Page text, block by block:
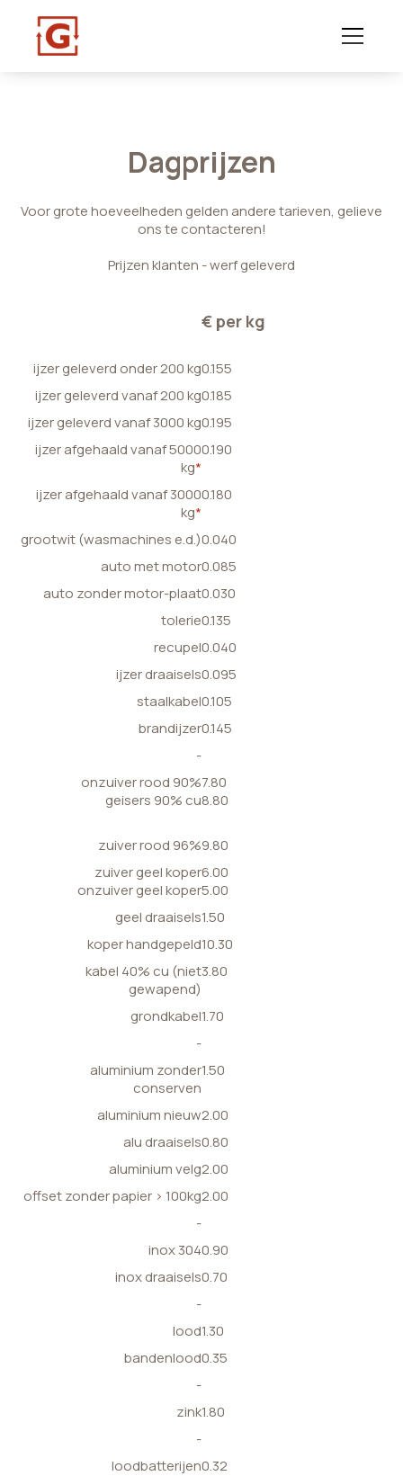
Dagprijzen
Voor grote hoeveelheden gelden andere tarieven, gelieve
ons te contacteren!
Prijzen klanten - werf geleverd
€ per kg
ijzer geleverd onder 200 kg0.155
ijzer geleverd vanaf 200 kg0.185
ijzer geleverd vanaf 3000 kg0.195
ijzer afgehaald vanaf 5000
kg*
0.190
ijzer afgehaald vanaf 3000
kg*
0.180
grootwit (wasmachines e.d.)0.040
auto met motor0.085
auto zonder motor-plaat0.030
tolerie0.135
recupel0.040
ijzer draaisels0.095
staalkabel0.105
brandijzer0.145
-
onzuiver rood 90%
geisers 90% cu
7.80
8.80
zuiver rood 96%9.80
zuiver geel koper
onzuiver geel koper
6.00
5.00
geel draaisels1.50
koper handgepeld10.30
kabel 40% cu (niet
gewapend)
3.80
grondkabel1.70
-
aluminium zonder
conserven
1.50
aluminium nieuw2.00
alu draaisels0.80
aluminium velg2.00
offset zonder papier > 100kg2.00
-
inox 3040.90
inox draaisels0.70
-
lood1.30
bandenlood0.35
-
zink1.80
-
loodbatterijen0.32